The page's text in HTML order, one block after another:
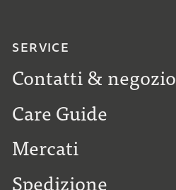
SERVICE
Contatti & negozio
Care Guide
Mercati
Spedizione